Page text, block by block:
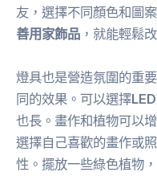
友，選擇不同顏色和圖
善用家飾品 ，就能輕鬆
燈具也是營造氛圍的重
同的效果。可以選擇
也長。畫作和植物可以
選擇自己喜歡的畫作或
性。擺放一些綠色植物